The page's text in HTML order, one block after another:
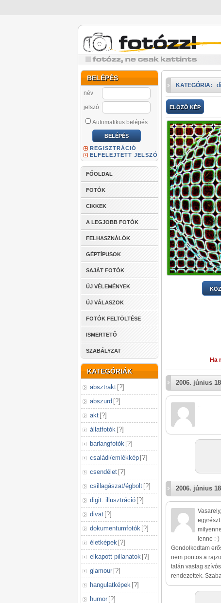
BELÉPÉS
név
jelszó
Automatikus belépés
REGISZTRÁCIÓ
ELFELEJTETT JELSZÓ
FŐOLDAL
FOTÓK
CIKKEK
A LEGJOBB FOTÓK
FELHASZNÁLÓK
GÉPTÍPUSOK
SAJÁT FOTÓK
ÚJ VÉLEMÉNYEK
ÚJ VÁLASZOK
FOTÓK FELTÖLTÉSE
ISMERTETŐ
SZABÁLYZAT
KATEGÓRIÁK
absztrakt [?]
abszurd [?]
akt [?]
állatfotók [?]
barlangfotók [?]
családi/emlékkép [?]
csendélet [?]
csillagászat/égbolt [?]
digit. illusztráció [?]
divat [?]
dokumentumfotók [?]
életképek [?]
elkapott pillanatok [?]
glamour [?]
hangulatképek [?]
humor [?]
KATEGÓRIA:
ELŐZŐ KÉP
Ha
2006. június
..
2006. június
lenne :-
Gondolkodtam
nem pontos a
talán vastag
rendezettek.